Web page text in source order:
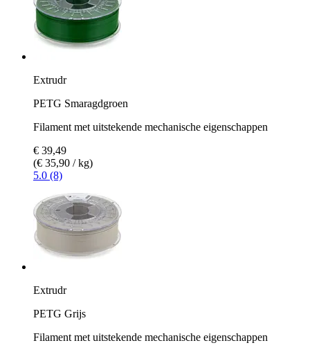
Extrudr
PETG Smaragdgroen
Filament met uitstekende mechanische eigenschappen
€ 39,49
(€ 35,90 / kg)
5.0 (8)
Extrudr
PETG Grijs
Filament met uitstekende mechanische eigenschappen